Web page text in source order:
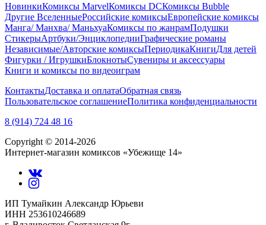
НовинкиКомиксы MarvelКомиксы DCКомиксы Bubble
Другие ВселенныеРоссийские комиксыЕвропейские комиксы
Манга/ Манхва/ МаньхуаКомиксы по жанрамПодушки
СтикерыАртбуки/ЭнциклопедииГрафические романы
Независимые/Авторские комиксыПериодикаКнигиДля детей
Фигурки / ИгрушкиБлокнотыСувениры и аксессуары
Книги и комиксы по видеоиграм
КонтактыДоставка и оплатаОбратная связь
Пользовательское соглашениеПолитика конфиденциальности
8 (914) 724 48 16
Copyright © 2014-2026
Интернет-магазин комиксов «Убежище 14»
ИП Тумайкин Александр Юрьеви
ИНН 253610246689